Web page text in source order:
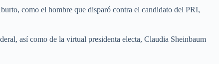
como el hombre que disparó contra el candidato del PRI,
así como de la virtual presidenta electa, Claudia Sheinbaum